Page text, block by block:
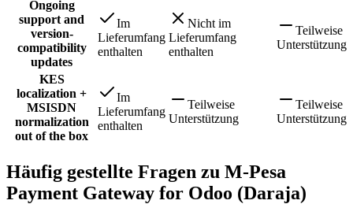
Ongoing
support and
version-
compatibility
updates
Im
Lieferumfang
enthalten
Nicht im
Lieferumfang
enthalten
Teilweise
Unterstützung
KES
localization +
MSISDN
normalization
out of the box
Im
Lieferumfang
enthalten
Teilweise
Unterstützung
Teilweise
Unterstützung
Häufig gestellte Fragen zu M-Pesa
Payment Gateway for Odoo (Daraja)